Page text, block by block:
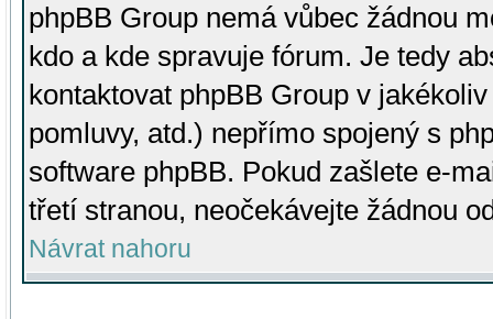
phpBB Group nemá vůbec žádnou
kdo a kde spravuje fórum. Je tedy
kontaktovat phpBB Group v
pomluvy, atd.) nepřímo spojený s
software phpBB. Pokud zašlete e-
třetí stranou, neočekávejte žádnou
Návrat nahoru